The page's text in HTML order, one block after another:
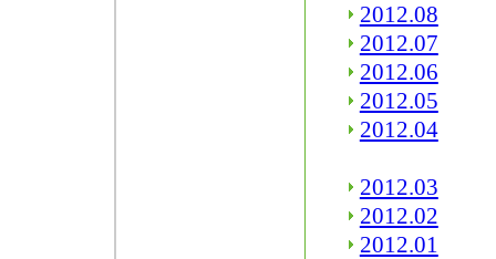
2012.08
2012.07
2012.06
2012.05
2012.04
2012.03
2012.02
2012.01